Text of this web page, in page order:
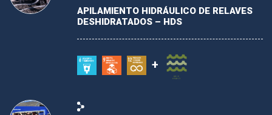
APILAMIENTO HIDRÁULICO DE RELAVES
DESHIDRATADOS – HDS
+